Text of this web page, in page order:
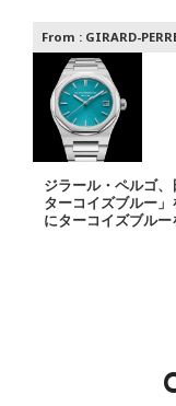
From : GIRARD-
ジラール・ペルゴ
ターコイズブルー
にターコイズブルー